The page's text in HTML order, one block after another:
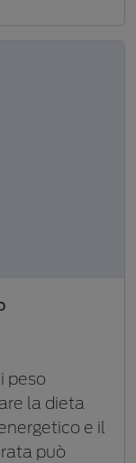
peso
la dieta
e il
può